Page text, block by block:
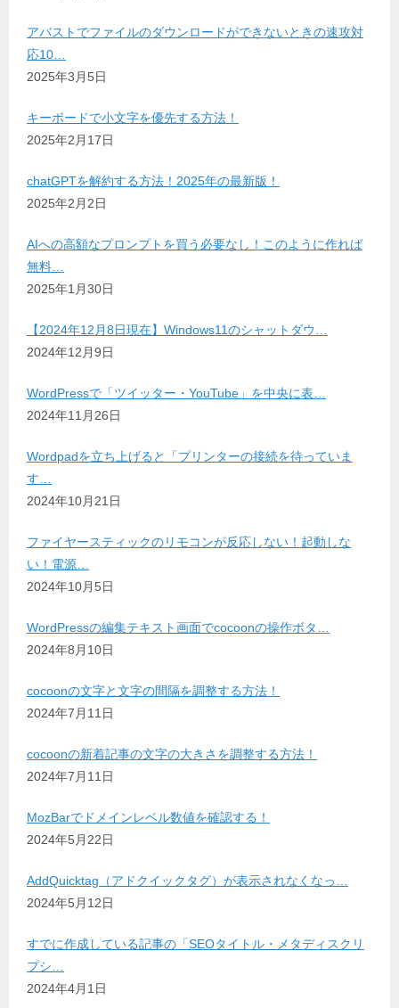
アバストでファイルのダウンロードができないときの速攻対
応10…
2025年3月5日
キーボードで小文字を優先する方法！
2025年2月17日
chatGPTを解約する方法！2025年の最新版！
2025年2月2日
AIへの高額なプロンプトを買う必要なし！このように作れば
無料…
2025年1月30日
【2024年12月8日現在】Windows11のシャットダウ…
2024年12月9日
WordPressで「ツイッター・YouTube」を中央に表…
2024年11月26日
Wordpadを立ち上げると「プリンターの接続を待っていま
す…
2024年10月21日
ファイヤースティックのリモコンが反応しない！起動しな
い！電源…
2024年10月5日
WordPressの編集テキスト画面でcocoonの操作ボタ…
2024年8月10日
cocoonの文字と文字の間隔を調整する方法！
2024年7月11日
cocoonの新着記事の文字の大きさを調整する方法！
2024年7月11日
MozBarでドメインレベル数値を確認する！
2024年5月22日
AddQuicktag（アドクイックタグ）が表示されなくなっ…
2024年5月12日
すでに作成している記事の「SEOタイトル・メタディスクリ
プシ…
2024年4月1日